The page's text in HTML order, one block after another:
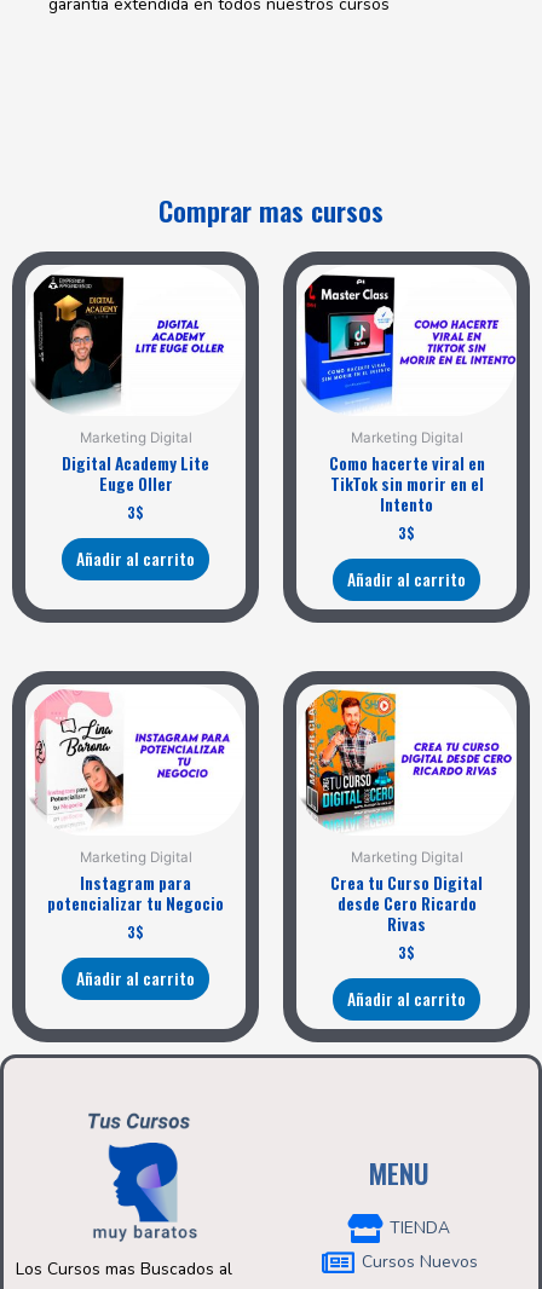
Comprar mas cursos
Marketing Digital
Digital Academy Lite
Euge Oller
3$
Añadir al carrito
Marketing Digital
Como hacerte viral en
TikTok sin morir en el
Intento
3$
Añadir al carrito
Marketing Digital
Instagram para
potencializar tu Negocio
3$
Añadir al carrito
Marketing Digital
Crea tu Curso Digital
desde Cero Ricardo
Rivas
3$
Añadir al carrito
Los Cursos mas Buscados al
MENU
TIENDA
Cursos Nuevos